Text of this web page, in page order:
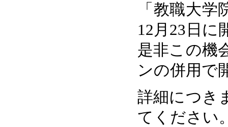
「教職大
12月23日に
是非この機
ンの併用で
詳細につき
てください